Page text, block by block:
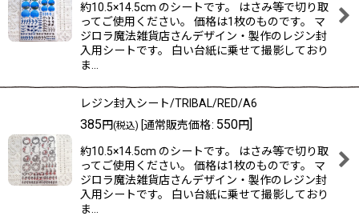
約10.5×14.5cm のシートです。 はさみ等で切り取
ってご使用ください。 価格は1枚のものです。 マ
ジロラ魔法雑貨店さんデザイン・製作のレジン封
入用シートです。 白い台紙に乗せて撮影しており
ま…
レジン封入シート/TRIBAL/RED/A6
385円(税込) [通常販売価格: 550円]
約10.5×14.5cm のシートです。 はさみ等で切り取
ってご使用ください。 価格は1枚のものです。 マ
ジロラ魔法雑貨店さんデザイン・製作のレジン封
入用シートです。 白い台紙に乗せて撮影しており
ま…